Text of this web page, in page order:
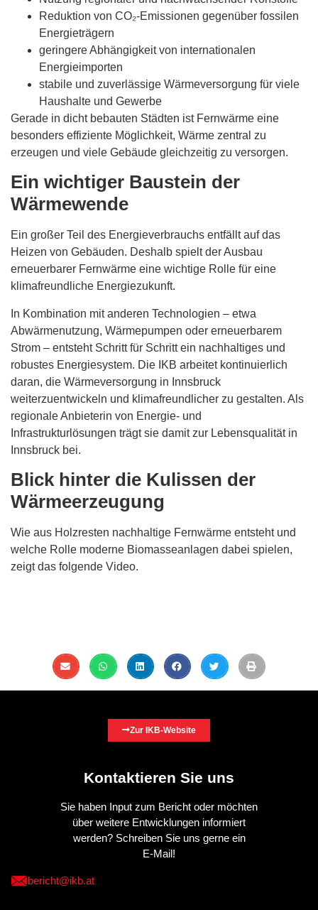
Reduktion von CO₂-Emissionen gegenüber fossilen
Energieträgern
geringere Abhängigkeit von internationalen
Energieimporten
stabile und zuverlässige Wärmeversorgung für viele
Haushalte und Gewerbe
Gerade in dicht bebauten Städten ist Fernwärme eine
besonders effiziente Möglichkeit, Wärme zentral zu
erzeugen und viele Gebäude gleichzeitig zu versorgen.
Ein wichtiger Baustein der
Wärmewende
Ein großer Teil des Energieverbrauchs entfällt auf das
Heizen von Gebäuden. Deshalb spielt der Ausbau
erneuerbarer Fernwärme eine wichtige Rolle für eine
klimafreundliche Energiezukunft.
In Kombination mit anderen Technologien – etwa
Abwärmenutzung, Wärmepumpen oder erneuerbarem
Strom – entsteht Schritt für Schritt ein nachhaltiges und
robustes Energiesystem. Die IKB arbeitet kontinuierlich
daran, die Wärmeversorgung in Innsbruck
weiterzuentwickeln und klimafreundlicher zu gestalten. Als
regionale Anbieterin von Energie- und
Infrastrukturlösungen trägt sie damit zur Lebensqualität in
Innsbruck bei.
Blick hinter die Kulissen der
Wärmeerzeugung
Wie aus Holzresten nachhaltige Fernwärme entsteht und
welche Rolle moderne Biomasseanlagen dabei spielen,
zeigt das folgende Video.
Zur IKB-Website
Kontaktieren Sie uns
Sie haben Input zum Bericht oder möchten
über weitere Entwicklungen informiert
werden? Schreiben Sie uns gerne ein
E-Mail!
bericht@ikb.at